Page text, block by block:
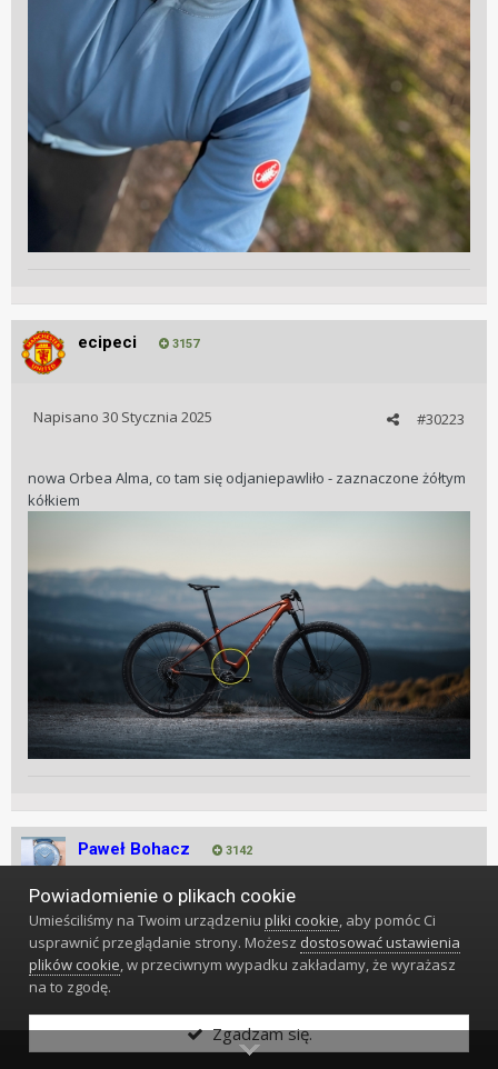
ecipeci 3157
#30223
Napisano 30 Stycznia 2025
nowa Orbea Alma, co tam się odjaniepawliło - zaznaczone żółtym
kółkiem
Paweł Bohacz 3142
#30224
Napisano30 Stycznia 2025
W dniu 30.01.2025 o 17:07,
nowa Orbea Alma, co tam się odjaniepawliło - zaznaczone
Powiadomienie o plikach cookie
Umieściliśmy na Twoim urządzeniupliki cookie, aby pomóc Ci
usprawnić przeglądanie strony. Możesz dostosować ustawienia
plików cookie, w przeciwnym wypadku zakładamy, że wyrażasz
na to zgodę.
Zgadzam się.